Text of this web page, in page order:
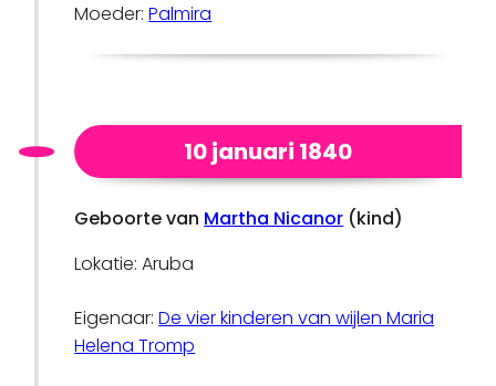
Moeder:Palmira
10 januari 1840
Geboorte van Martha Nicanor (kind)
Lokatie: Aruba
Eigenaar:De vier kinderen van wijlen Maria
Helena Tromp